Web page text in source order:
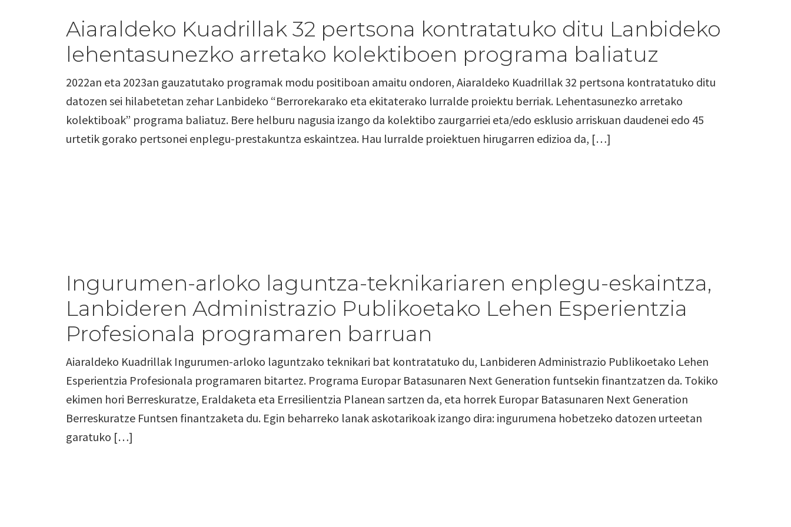
Aiaraldeko Kuadrillak 32 pertsona kontratatuko ditu Lanbideko
lehentasunezko arretako kolektiboen programa baliatuz
2022an eta 2023an gauzatutako programak modu positiboan amaitu ondoren, Aiaraldeko Kuadrillak 32 pertsona kontratatuko ditu
datozen sei hilabetetan zehar Lanbideko “Berrorekarako eta ekitaterako lurralde proiektu berriak. Lehentasunezko arretako
kolektiboak” programa baliatuz. Bere helburu nagusia izango da kolektibo zaurgarriei eta/edo esklusio arriskuan daudenei edo 45
urtetik gorako pertsonei enplegu-prestakuntza eskaintzea. Hau lurralde proiektuen hirugarren edizioa da, […]
Ingurumen-arloko laguntza-teknikariaren enplegu-eskaintza,
Lanbideren Administrazio Publikoetako Lehen Esperientzia
Profesionala programaren barruan
Aiaraldeko Kuadrillak Ingurumen-arloko laguntzako teknikari bat kontratatuko du, Lanbideren Administrazio Publikoetako Lehen
Esperientzia Profesionala programaren bitartez. Programa Europar Batasunaren Next Generation funtsekin finantzatzen da. Tokiko
ekimen hori Berreskuratze, Eraldaketa eta Erresilientzia Planean sartzen da, eta horrek Europar Batasunaren Next Generation
Berreskuratze Funtsen finantzaketa du. Egin beharreko lanak askotarikoak izango dira: ingurumena hobetzeko datozen urteetan
garatuko […]